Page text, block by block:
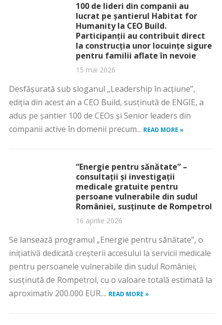
100 de lideri din companii au
lucrat pe șantierul Habitat for
Humanity la CEO Build.
Participanții au contribuit direct
la construcția unor locuințe sigure
pentru familii aflate în nevoie
15 mai 2026
Desfășurată sub sloganul „Leadership în acțiune”,
ediția din acest an a CEO Build, susținută de ENGIE, a
adus pe șantier 100 de CEOs și Senior leaders din
companii active în domenii precum... READ MORE »
“Energie pentru sănătate” –
consultații și investigații
medicale gratuite pentru
persoane vulnerabile din sudul
României, susținute de Rompetrol
16 aprilie 2026
Se lansează programul „Energie pentru sănătate”, o
inițiativă dedicată creșterii accesului la servicii medicale
pentru persoanele vulnerabile din sudul României,
susținută de Rompetrol, cu o valoare totală estimată la
aproximativ 200.000 EUR.... READ MORE »